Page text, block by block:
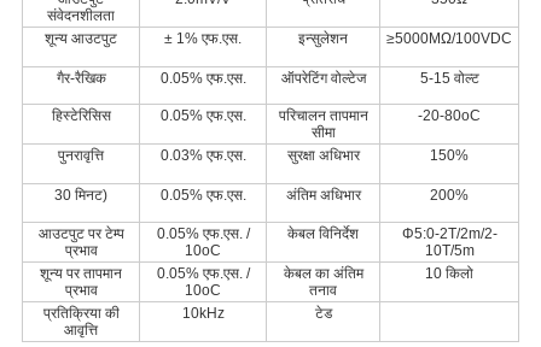
संवेदनशीलता
शून्य आउटपुट ± 1% एफ.एस. इन्सुलेशन ≥5000MΩ/100VDC
गैर-रैखिक 0.05% एफ.एस. ऑपरेटिंग वोल्टेज 5-15 वोल्ट
हिस्टेरिसिस 0.05% एफ.एस.
परिचालन तापमान
सीमा
-20-80oC
पुनरावृत्ति 0.03% एफ.एस. सुरक्षा अधिभार 150%
30 मिनट) 0.05% एफ.एस. अंतिम अधिभार 200%
आउटपुट पर टेम्प
प्रभाव
0.05% एफ.एस. /
10oC
केबल विनिर्देश
Φ5:0-2T/2m/2-
10T/5m
शून्य पर तापमान
प्रभाव
0.05% एफ.एस. /
10oC
केबल का अंतिम
तनाव
10 किलो
प्रतिक्रिया की
आवृत्ति
10kHz टेड